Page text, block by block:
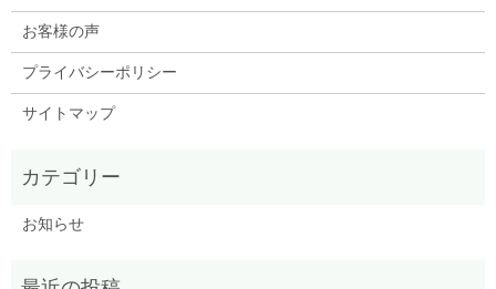
お客様の声
プライバシーポリシー
サイトマップ
お知らせ